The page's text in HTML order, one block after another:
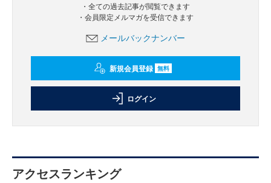
・全ての過去記事が閲覧できます
・会員限定メルマガを受信できます
メールバックナンバー
新規会員登録 無料
ログイン
アクセスランキング